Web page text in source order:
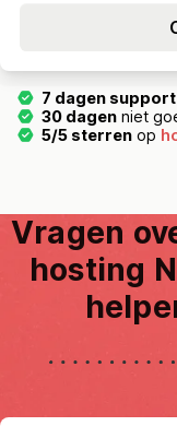
7 dagen support
30 dagen niet
5/5 sterren op
Vragen
hosting